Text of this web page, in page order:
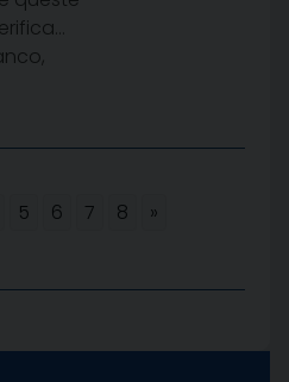
5 6 7 8 »